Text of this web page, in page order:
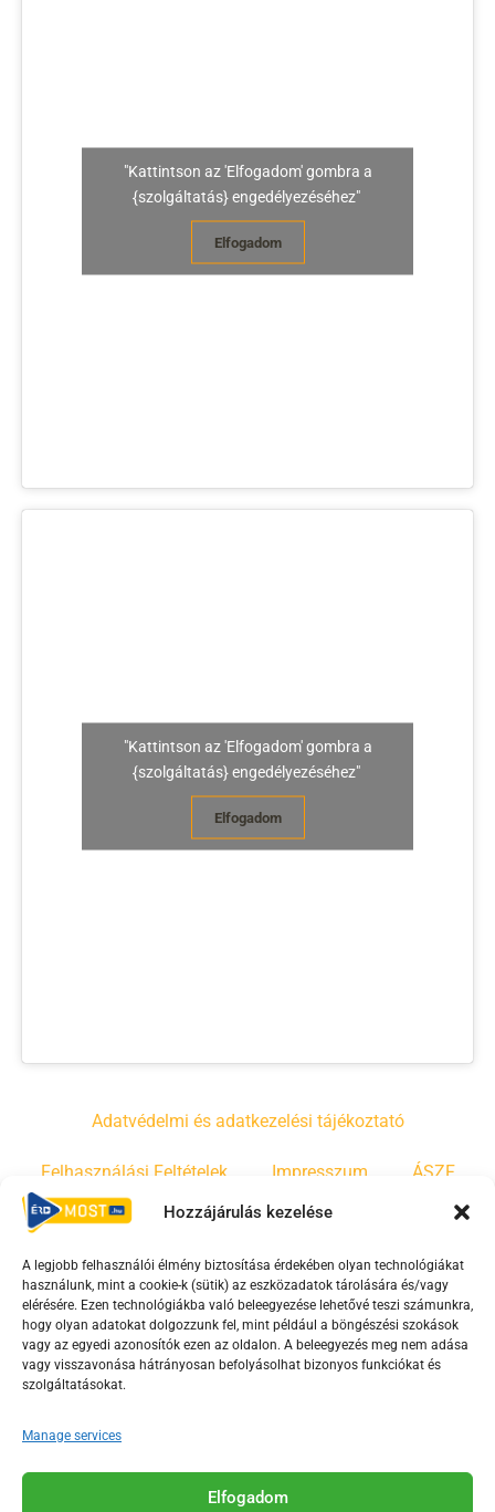
Hozzájárulás kezelése
A legjobb felhasználói élmény biztosítása érdekében olyan technológiákat
használunk, mint a cookie-k (sütik) az eszközadatok tárolására és/vagy
elérésére. Ezen technológiákba való beleegyezése lehetővé teszi számunkra,
hogy olyan adatokat dolgozzunk fel, mint például a böngészési szokások
vagy az egyedi azonosítók ezen az oldalon. A beleegyezés meg nem adása
vagy visszavonása hátrányosan befolyásolhat bizonyos funkciókat és
szolgáltatásokat.
Manage services
Elfogadom
"Kattintson az 'Elfogadom' gombra a
{szolgáltatás} engedélyezéséhez"
Elfogadom
"Kattintson az 'Elfogadom' gombra a
{szolgáltatás} engedélyezéséhez"
Elfogadom
Adatvédelmi és adatkezelési tájékoztató
Felhasználási Feltételek Impresszum ÁSZF
Irányelvek Moderálási szabályzat
F
a
c
e
o
o
Y
o
u
t
b
e
T
i
k
Az Érd Média médiaszolgáltatási tevékenységét a
Médiatanács a Magyar Média Mecenatúra program